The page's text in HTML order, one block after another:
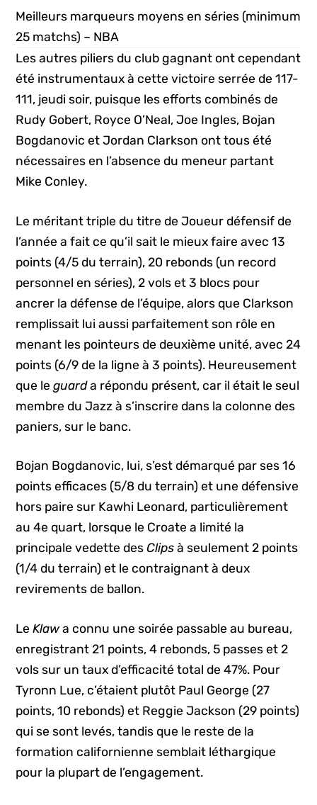
Meilleurs marqueurs moyens en séries (minimum
25 matchs) – NBA
Les autres piliers du club gagnant ont cependant
été instrumentaux à cette victoire serrée de 117-
111, jeudi soir, puisque les efforts combinés de
Rudy Gobert, Royce O’Neal, Joe Ingles, Bojan
Bogdanovic et Jordan Clarkson ont tous été
nécessaires en l’absence du meneur partant
Mike Conley.
Le méritant triple du titre de Joueur défensif de
l’année a fait ce qu’il sait le mieux faire avec 13
points (4/5 du terrain), 20 rebonds (un record
personnel en séries), 2 vols et 3 blocs pour
ancrer la défense de l’équipe, alors que Clarkson
remplissait lui aussi parfaitement son rôle en
menant les pointeurs de deuxième unité, avec 24
points (6/9 de la ligne à 3 points). Heureusement
que leguarda répondu présent, car il était le seul
membre du Jazz à s’inscrire dans la colonne des
paniers, sur le banc.
Bojan Bogdanovic, lui, s’est démarqué par ses 16
points efficaces (5/8 du terrain) et une défensive
hors paire sur Kawhi Leonard, particulièrement
au 4e quart, lorsque le Croate a limité la
principale vedette desClipsà seulement 2 points
(1/4 du terrain) et le contraignant à deux
revirements de ballon.
LeKlawa connu une soirée passable au bureau,
enregistrant 21 points, 4 rebonds, 5 passes et 2
vols sur un taux d’efficacité total de 47%. Pour
Tyronn Lue, c’étaient plutôt Paul George (27
points, 10 rebonds) et Reggie Jackson (29 points)
qui se sont levés, tandis que le reste de la
formation californienne semblait léthargique
pour la plupart de l’engagement.